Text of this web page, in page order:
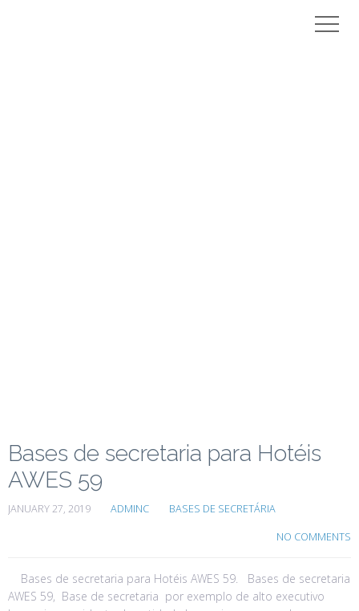
Bases de secretaria para Hotéis
AWES 59
JANUARY 27, 2019 ADMINC BASES DE SECRETÁRIA
NO COMMENTS
Bases de secretaria para Hotéis AWES 59. Bases de secretaria
AWES 59, Base de secretaria por exemplo de alto executivo